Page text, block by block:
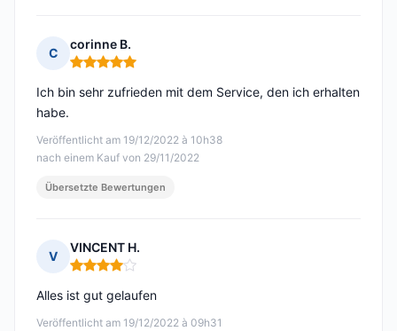
C
corinne B.
Hinweis: 5 von 5
Veröffentlicht am 19/12/2022 à 10h38
nach einem Kauf von 29/11/2022
Ich bin sehr zufrieden mit dem Service, den ich erhalten
habe.
Übersetzte Bewertungen
V
VINCENT H.
Hinweis: 4 von 5
Veröffentlicht am 19/12/2022 à 09h31
Alles ist gut gelaufen